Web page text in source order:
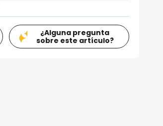
¿Alguna pregunta
sobre este artículo?